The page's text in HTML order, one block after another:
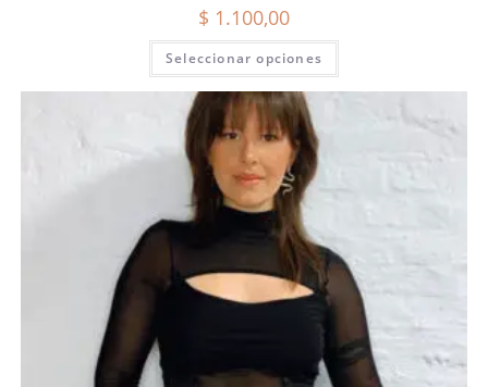
$ 1.100,00
Seleccionar opciones